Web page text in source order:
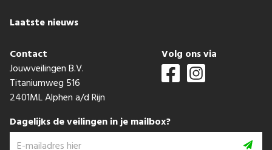
Laatste nieuws
Contact
Jouwveilingen B.V.
Titaniumweg 516
2401ML Alphen a/d Rijn
Volg ons via
Dagelijks de veilingen in je mailbox?